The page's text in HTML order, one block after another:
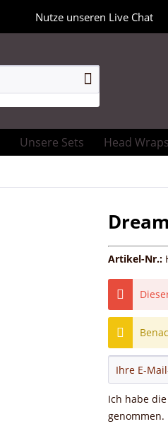
Nutze unseren Live Chat
Unsere Sets Head Wraps
Artikel-Nr.:
Ich habe die
genommen.